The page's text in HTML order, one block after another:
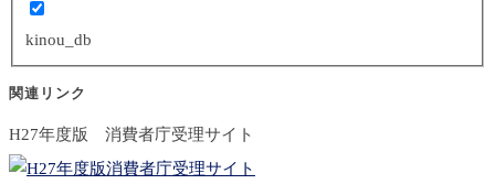
kinou_db
関連リンク
H27年度版 消費者庁受理サイト